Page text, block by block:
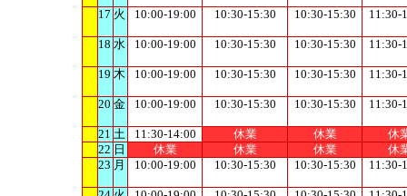
17 火 10:00-19:00 10:30-15:30 10:30-15:30 11:30-
18 水 10:00-19:00 10:30-15:30 10:30-15:30 11:30-
19 木 10:00-19:00 10:30-15:30 10:30-15:30 11:30-
20 金 10:00-19:00 10:30-15:30 10:30-15:30 11:30-
21 土 11:30-14:00 休業 休業
休
22 日 休業 休業 休業
休
23 月 10:00-19:00 10:30-15:30 10:30-15:30 11:30-